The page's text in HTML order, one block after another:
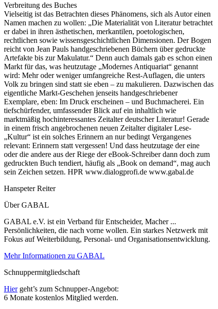
Verbreitung des Buches
Vielseitig ist das Betrachten dieses Phänomens, sich als Autor einen
Namen machen zu wollen: „Die Materialität von Literatur betrachtet
er dabei in ihren ästhetischen, merkantilen, poetologischen,
rechtlichen sowie wissensgeschichtlichen Dimensionen. Der Bogen
reicht von Jean Pauls handgeschriebenen Büchern über gedruckte
Artefakte bis zur Makulatur.“ Denn auch damals gab es schon einen
Markt für das, was heutzutage „Modernes Antiquariat“ genannt
wird: Mehr oder weniger umfangreiche Rest-Auflagen, die unters
Volk zu bringen sind statt sie eben – zu makulieren. Dazwischen das
eigentliche Markt-Geschehen jenseits handgeschriebener
Exemplare, eben: Im Druck erscheinen – und Buchmacherei. Ein
tiefschürfender, umfassender Blick auf ein inhaltlich wie
marktmäßig hochinteressantes Zeitalter deutscher Literatur! Gerade
in einem frisch angebrochenen neuen Zeitalter digitaler Lese-
„Kultur“ ist ein solches Erinnern an nur bedingt Vergangenes
relevant: Erinnern statt vergessen! Und dass heutzutage der eine
oder die andere aus der Riege der eBook-Schreiber dann doch zum
gedruckten Buch tendiert, häufig als „Book on demand“, mag auch
sein Zeichen setzen. HPR www.dialogprofi.de www.gabal.de
Hanspeter Reiter
Über GABAL
GABAL e.V. ist ein Verband für Entscheider, Macher ...
Persönlichkeiten, die nach vorne wollen. Ein starkes Netzwerk mit
Fokus auf Weiterbildung, Personal- und Organisationsentwicklung.
Mehr Informationen zu GABAL
Schnuppermitgliedschaft
Hiergeht’s zum Schnupper-Angebot:
6 Monate kostenlos Mitglied werden.